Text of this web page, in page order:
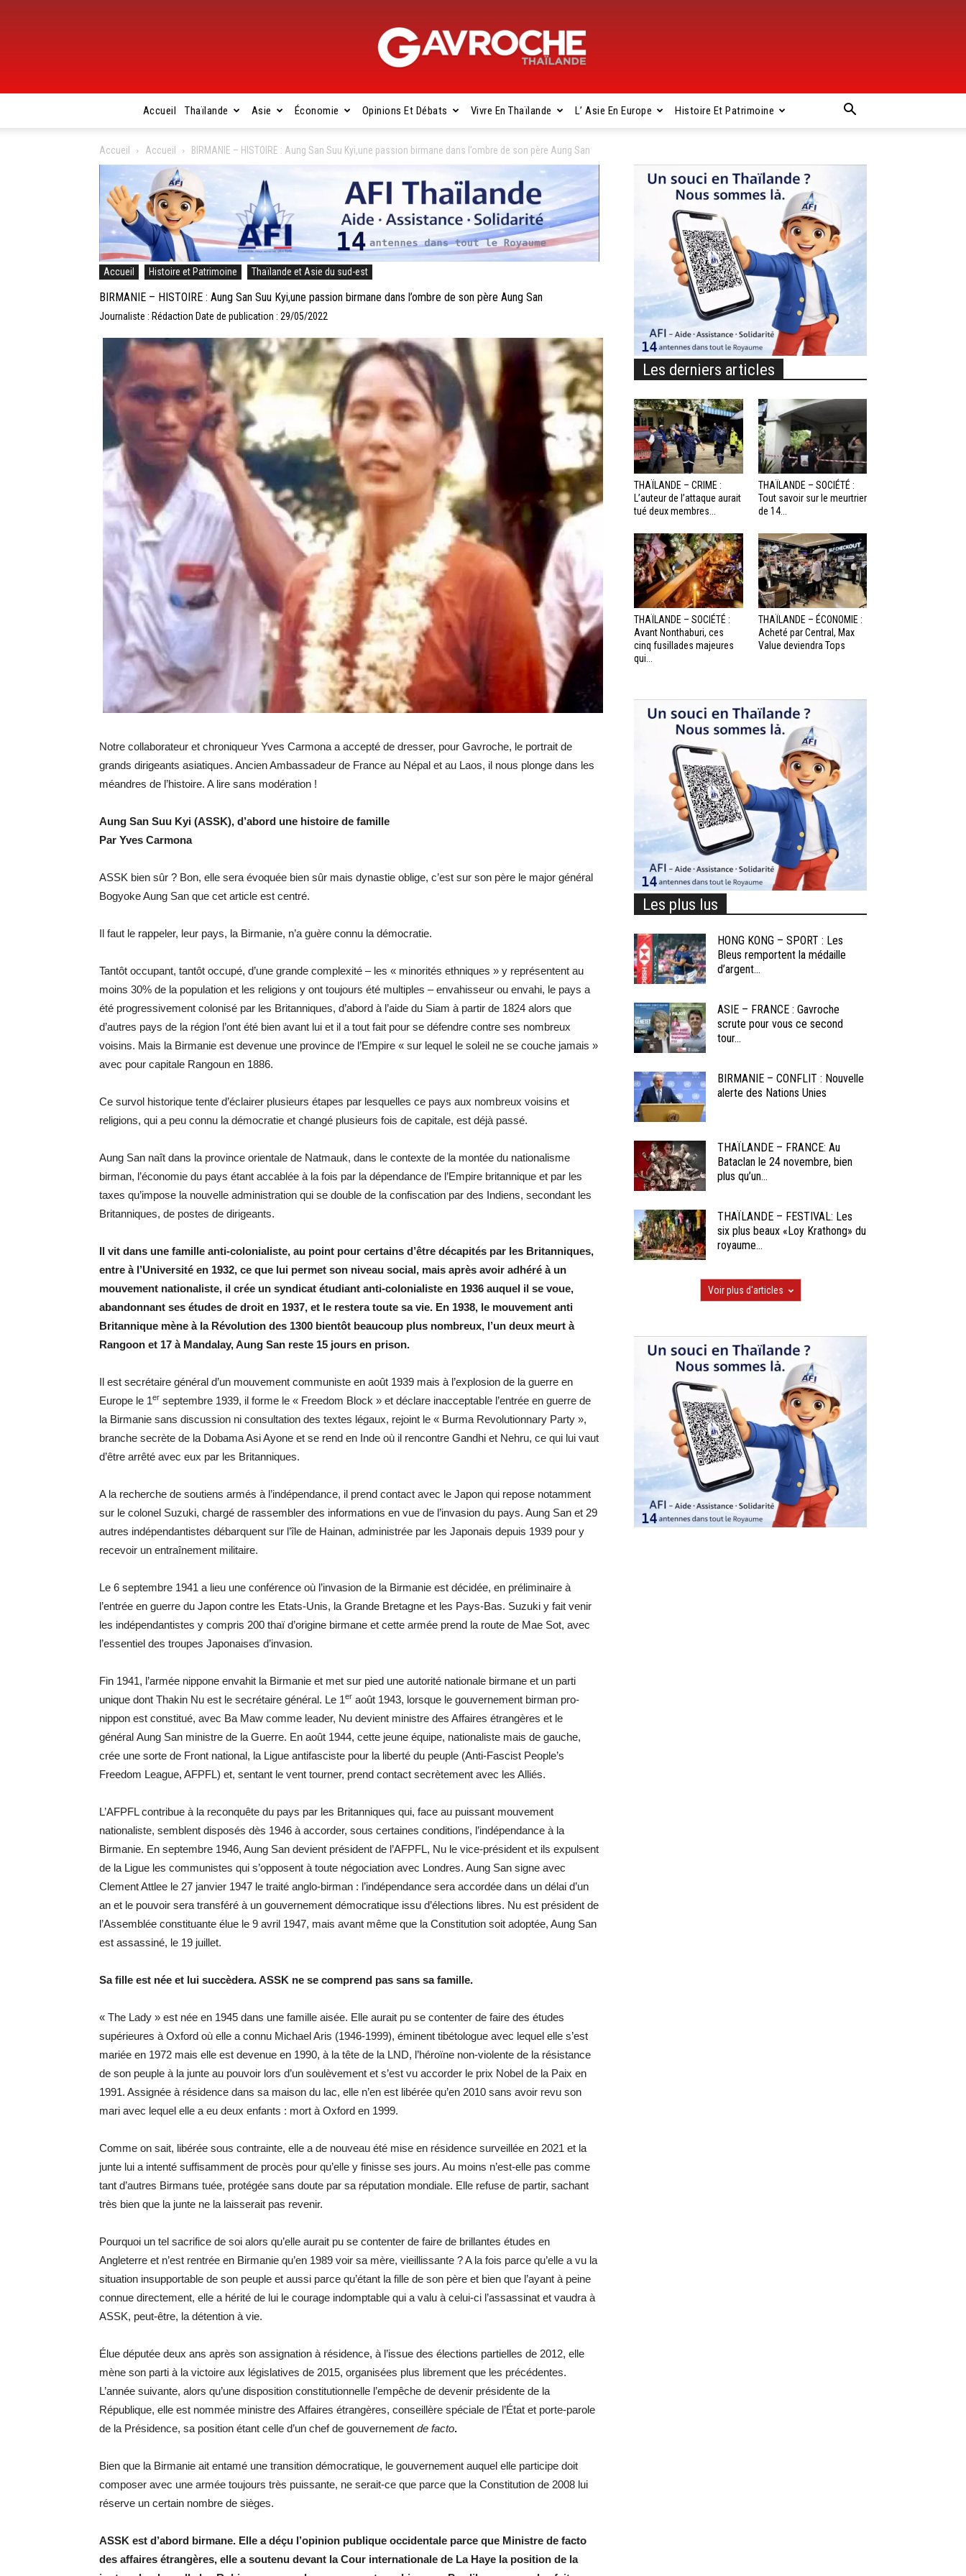
Gavroche
Thaïlande
Accueil Thaïlande Asie Économie Opinions Et Débats Vivre En Thaïlande L’ Asie En Europe Histoire Et Patrimoine
Accueil Accueil BIRMANIE – HISTOIRE : Aung San Suu Kyi,une passion birmane dans l’ombre de son père Aung San
Accueil Histoire et Patrimoine Thaïlande et Asie du sud-est
BIRMANIE – HISTOIRE : Aung San Suu Kyi,une passion birmane dans l’ombre de son père Aung San
Journaliste : Rédaction Date de publication : 29/05/2022
Notre collaborateur et chroniqueur Yves Carmona a accepté de dresser, pour Gavroche, le portrait de
grands dirigeants asiatiques. Ancien Ambassadeur de France au Népal et au Laos, il nous plonge dans les
méandres de l’histoire. A lire sans modération !
Aung San Suu Kyi (ASSK), d’abord une histoire de famille
Par Yves Carmona
ASSK bien sûr ? Bon, elle sera évoquée bien sûr mais dynastie oblige, c’est sur son père le major général
Bogyoke Aung San que cet article est centré.
Il faut le rappeler, leur pays, la Birmanie, n’a guère connu la démocratie.
Tantôt occupant, tantôt occupé, d’une grande complexité – les « minorités ethniques » y représentent au
moins 30% de la population et les religions y ont toujours été multiples – envahisseur ou envahi, le pays a
été progressivement colonisé par les Britanniques, d’abord à l’aide du Siam à partir de 1824 alors que
d’autres pays de la région l’ont été bien avant lui et il a tout fait pour se défendre contre ses nombreux
voisins. Mais la Birmanie est devenue une province de l’Empire « sur lequel le soleil ne se couche jamais »
avec pour capitale Rangoun en 1886.
Ce survol historique tente d’éclairer plusieurs étapes par lesquelles ce pays aux nombreux voisins et
religions, qui a peu connu la démocratie et changé plusieurs fois de capitale, est déjà passé.
Aung San naît dans la province orientale de Natmauk, dans le contexte de la montée du nationalisme
birman, l’économie du pays étant accablée à la fois par la dépendance de l’Empire britannique et par les
taxes qu’impose la nouvelle administration qui se double de la confiscation par des Indiens, secondant les
Britanniques, de postes de dirigeants.
Il vit dans une famille anti-colonialiste, au point pour certains d’être décapités par les Britanniques,
entre à l’Université en 1932, ce que lui permet son niveau social, mais après avoir adhéré à un
mouvement nationaliste, il crée un syndicat étudiant anti-colonialiste en 1936 auquel il se voue,
abandonnant ses études de droit en 1937, et le restera toute sa vie. En 1938, le mouvement anti
Britannique mène à la Révolution des 1300 bientôt beaucoup plus nombreux, l’un deux meurt à
Rangoon et 17 à Mandalay, Aung San reste 15 jours en prison.
Il est secrétaire général d’un mouvement communiste en août 1939 mais à l’explosion de la guerre en
Europe le 1er septembre 1939, il forme le « Freedom Block » et déclare inacceptable l’entrée en guerre de
la Birmanie sans discussion ni consultation des textes légaux, rejoint le « Burma Revolutionnary Party »,
branche secrète de la Dobama Asi Ayone et se rend en Inde où il rencontre Gandhi et Nehru, ce qui lui vaut
d’être arrêté avec eux par les Britanniques.
A la recherche de soutiens armés à l’indépendance, il prend contact avec le Japon qui repose notamment
sur le colonel Suzuki, chargé de rassembler des informations en vue de l’invasion du pays. Aung San et 29
autres indépendantistes débarquent sur l’île de Hainan, administrée par les Japonais depuis 1939 pour y
recevoir un entraînement militaire.
Le 6 septembre 1941 a lieu une conférence où l’invasion de la Birmanie est décidée, en préliminaire à
l’entrée en guerre du Japon contre les Etats-Unis, la Grande Bretagne et les Pays-Bas. Suzuki y fait venir
les indépendantistes y compris 200 thaï d’origine birmane et cette armée prend la route de Mae Sot, avec
l’essentiel des troupes Japonaises d’invasion.
Fin 1941, l’armée nippone envahit la Birmanie et met sur pied une autorité nationale birmane et un parti
unique dont Thakin Nu est le secrétaire général. Le 1er août 1943, lorsque le gouvernement birman pro-
nippon est constitué, avec Ba Maw comme leader, Nu devient ministre des Affaires étrangères et le
général Aung San ministre de la Guerre. En août 1944, cette jeune équipe, nationaliste mais de gauche,
crée une sorte de Front national, la Ligue antifasciste pour la liberté du peuple (Anti-Fascist People’s
Freedom League, AFPFL) et, sentant le vent tourner, prend contact secrètement avec les Alliés.
L’AFPFL contribue à la reconquête du pays par les Britanniques qui, face au puissant mouvement
nationaliste, semblent disposés dès 1946 à accorder, sous certaines conditions, l’indépendance à la
Birmanie. En septembre 1946, Aung San devient président de l’AFPFL, Nu le vice-président et ils expulsent
de la Ligue les communistes qui s’opposent à toute négociation avec Londres. Aung San signe avec
Clement Attlee le 27 janvier 1947 le traité anglo-birman : l’indépendance sera accordée dans un délai d’un
an et le pouvoir sera transféré à un gouvernement démocratique issu d’élections libres. Nu est président de
l’Assemblée constituante élue le 9 avril 1947, mais avant même que la Constitution soit adoptée, Aung San
est assassiné, le 19 juillet.
Sa fille est née et lui succèdera.ASSK ne se comprend pas sans sa famille.
« The Lady » est née en 1945 dans une famille aisée. Elle aurait pu se contenter de faire des études
supérieures à Oxford où elle a connu Michael Aris (1946-1999), éminent tibétologue avec lequel elle s’est
mariée en 1972 mais elle est devenue en 1990, à la tête de la LND, l’héroïne non-violente de la résistance
de son peuple à la junte au pouvoir lors d’un soulèvement et s’est vu accorder le prix Nobel de la Paix en
1991. Assignée à résidence dans sa maison du lac, elle n’en est libérée qu’en 2010 sans avoir revu son
mari avec lequel elle a eu deux enfants : mort à Oxford en 1999.
Comme on sait, libérée sous contrainte, elle a de nouveau été mise en résidence surveillée en 2021 et la
junte lui a intenté suffisamment de procès pour qu’elle y finisse ses jours. Au moins n’est-elle pas comme
tant d’autres Birmans tuée, protégée sans doute par sa réputation mondiale. Elle refuse de partir, sachant
très bien que la junte ne la laisserait pas revenir.
Pourquoi un tel sacrifice de soi alors qu’elle aurait pu se contenter de faire de brillantes études en
Angleterre et n’est rentrée en Birmanie qu’en 1989 voir sa mère, vieillissante ? A la fois parce qu’elle a vu la
situation insupportable de son peuple et aussi parce qu’étant la fille de son père et bien que l’ayant à peine
connue directement, elle a hérité de lui le courage indomptable qui a valu à celui-ci l’assassinat et vaudra à
ASSK, peut-être, la détention à vie.
Élue députée deux ans après son assignation à résidence, à l’issue des élections partielles de 2012, elle
mène son parti à la victoire aux législatives de 2015, organisées plus librement que les précédentes.
L’année suivante, alors qu’une disposition constitutionnelle l’empêche de devenir présidente de la
République, elle est nommée ministre des Affaires étrangères, conseillère spéciale de l’État et porte-parole
de la Présidence, sa position étant celle d’un chef de gouvernement de facto.
Bien que la Birmanie ait entamé une transition démocratique, le gouvernement auquel elle participe doit
composer avec une armée toujours très puissante, ne serait-ce que parce que la Constitution de 2008 lui
réserve un certain nombre de sièges.
ASSK est d’abord birmane. Elle a déçu l’opinion publique occidentale parce que Ministre de facto
des affaires étrangères, elle a soutenu devant la Cour internationale de La Haye la position de la
Les derniers articles
THAÏLANDE – CRIME :
L’auteur de l’attaque aurait
tué deux membres...
THAÏLANDE – SOCIÉTÉ :
Tout savoir sur le meurtrier
de 14...
THAÏLANDE – SOCIÉTÉ :
Avant Nonthaburi, ces
cinq fusillades majeures
qui...
THAÏLANDE – ÉCONOMIE :
Acheté par Central, Max
Value deviendra Tops
Les plus lus
HONG KONG – SPORT : Les
Bleus remportent la médaille
d’argent...
ASIE – FRANCE : Gavroche
scrute pour vous ce second
tour...
BIRMANIE – CONFLIT : Nouvelle
alerte des Nations Unies
THAÏLANDE – FRANCE: Au
Bataclan le 24 novembre, bien
plus qu’un...
THAÏLANDE – FESTIVAL: Les
six plus beaux «Loy Krathong» du
royaume...
Voir plus d'articles